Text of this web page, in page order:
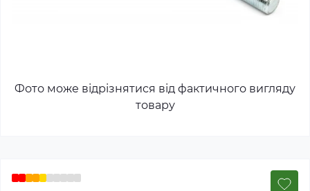
Фото може відрізнятися від фактичного вигляду
товару